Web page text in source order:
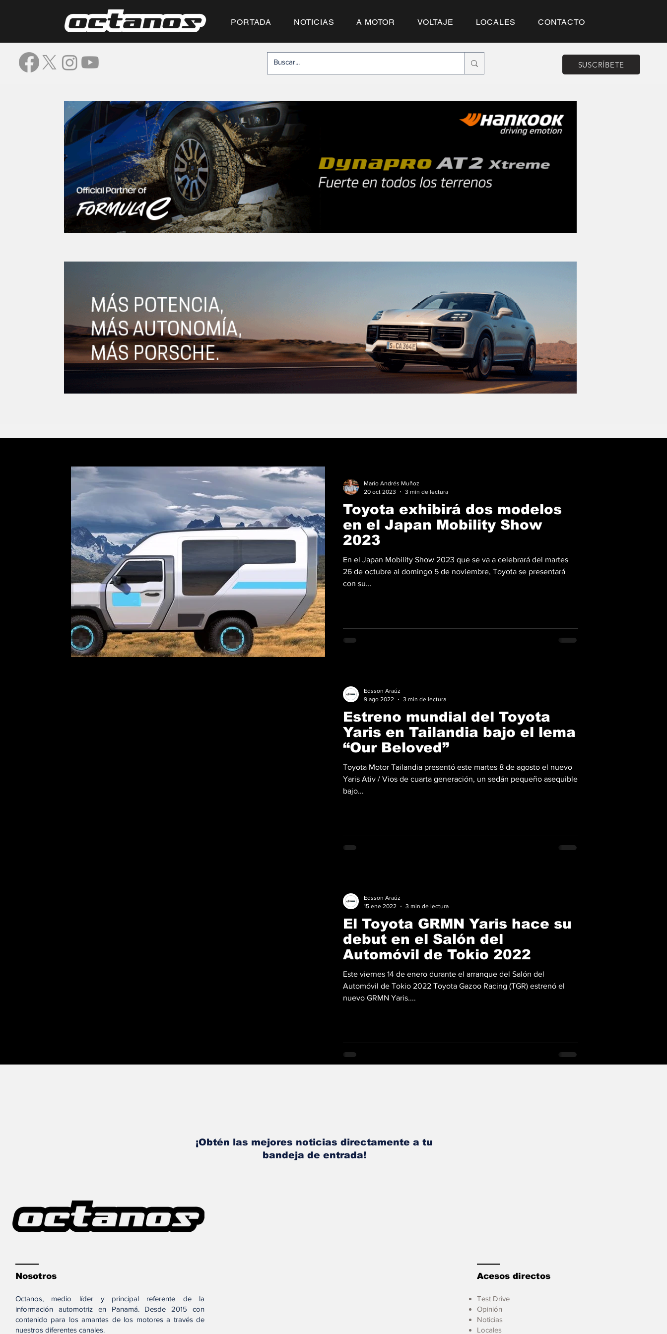
PORTADA NOTICIAS A MOTOR VOLTAJE LOCALES CONTACTO
SUSCRÍBETE
Toyota exhibirá dos modelos
en el Japan Mobility Show
2023
En el Japan Mobility Show 2023 que se va a celebrará del martes
26 de octubre al domingo 5 de noviembre, Toyota se presentará
con su...
Mario Andrés Muñoz
20 oct 2023
3 min de lectura
Estreno mundial del Toyota
Yaris en Tailandia bajo el lema
“Our Beloved”
Toyota Motor Tailandia presentó este martes 8 de agosto el nuevo
Yaris Ativ / Vios de cuarta generación, un sedán pequeño asequible
bajo...
Edsson Araúz
9 ago 2022
3 min de lectura
El Toyota GRMN Yaris hace su
debut en el Salón del
Automóvil de Tokio 2022
Este viernes 14 de enero durante el arranque del Salón del
Automóvil de Tokio 2022 Toyota Gazoo Racing (TGR) estrenó el
nuevo GRMN Yaris....
Edsson Araúz
15 ene 2022
3 min de lectura
¡Obtén las mejores noticias directamente a tu
bandeja de entrada!
Nosotros
Octanos, medio líder y principal referente de la
información automotriz en Panamá. Desde 2015 con
contenido para los amantes de los motores a través de
nuestros diferentes canales.
Acesos directos
Test Drive
Opinión
Noticias
Locales